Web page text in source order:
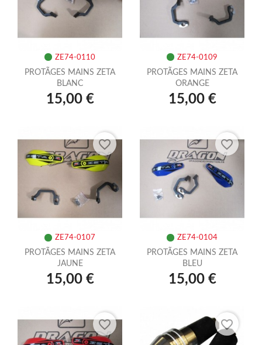
ZE74-0110
PROTÃGES MAINS ZETA
BLANC
15,00 €
ZE74-0109
PROTÃGES MAINS ZETA
ORANGE
15,00 €
ZE74-0107
PROTÃGES MAINS ZETA
JAUNE
15,00 €
favorite_border
ZE74-0104
PROTÃGES MAINS ZETA
BLEU
15,00 €
favorite_border
favorite_border favorite_border